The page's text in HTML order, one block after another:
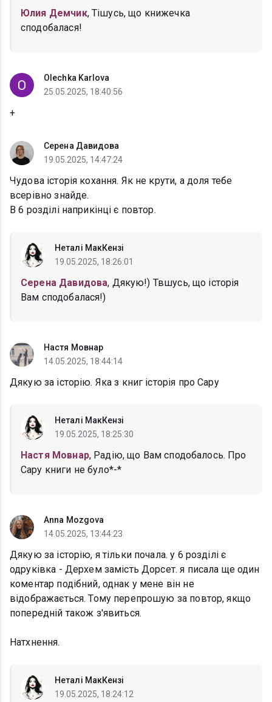
Юлия Демчик, Тішусь, що книжечка
сподобалася!
Olechka Karlova
25.05.2025, 18:40:56
+
Серена Давидова
19.05.2025, 14:47:24
Чудова історія кохання. Як не крути, а доля тебе
всерівно знайде.
В 6 розділі наприкінці є повтор.
Неталі МакКензі
19.05.2025, 18:26:01
Серена Давидова, Дякую!) Твшусь, що історія
Вам сподобалася!)
Настя Мовнар
14.05.2025, 18:44:14
Дякую за історію. Яка з книг історія про Сару
Неталі МакКензі
19.05.2025, 18:25:30
Настя Мовнар, Радію, що Вам сподобалось. Про
Сару книги не було*-*
Anna Mozgova
14.05.2025, 13:44:23
Дякую за історію, я тільки почала. у 6 розділі є
одруківка - Дерхем замість Дорсет. я писала ще один
коментар подібний, однак у мене він не
відображається. Тому перепрошую за повтор, якщо
попередній також з'явиться.
Натхнення.
Неталі МакКензі
19.05.2025, 18:24:12